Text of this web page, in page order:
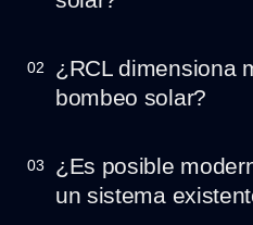
02
¿RCL dimensiona
bombeo solar?
03
¿Es posible
un sistema